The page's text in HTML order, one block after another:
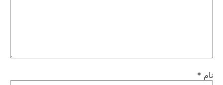
نام *